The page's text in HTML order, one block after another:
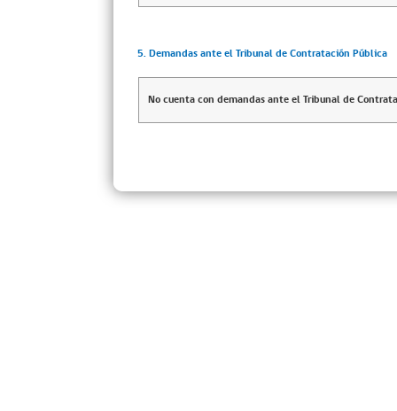
5. Demandas ante el Tribunal de Contratación Pública
No cuenta con demandas ante el Tribunal de